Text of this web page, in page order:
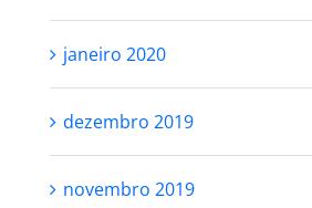
janeiro 2020
dezembro 2019
novembro 2019